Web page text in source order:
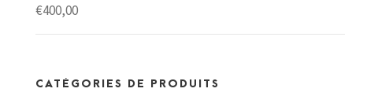
€400,00
CATÉGORIES DE PRODUITS